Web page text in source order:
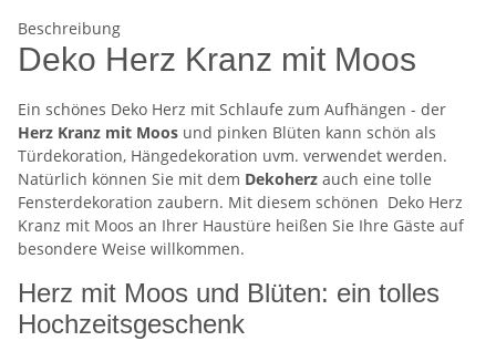
Beschreibung
Deko Herz Kranz mit Moos
Ein schönes Deko Herz mit Schlaufe zum Aufhängen - der
Herz Kranz mit Moos und pinken Blüten kann schön als
Türdekoration, Hängedekoration uvm. verwendet werden.
Natürlich können Sie mit dem Dekoherz auch eine tolle
Fensterdekoration zaubern. Mit diesem schönen Deko Herz
Kranz mit Moos an Ihrer Haustüre heißen Sie Ihre Gäste auf
besondere Weise willkommen.
Herz mit Moos und Blüten: ein tolles
Hochzeitsgeschenk